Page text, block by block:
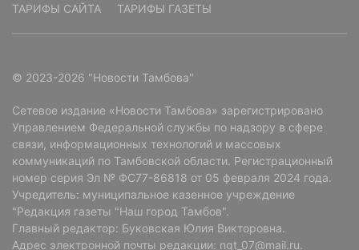
ТАРИФЫ САЙТА
ТАРИФЫ ГАЗЕТЫ
© 2023-2026 "Новости Тамбова"
Сетевое издание «Новости Тамбова» зарегистрировано
Управлением Федеральной службы по надзору в сфере
связи, информационных технологий и массовых
коммуникаций по Тамбовской области. Регистрационный
номер серия Эл № ФС77-86818 от 05 февраля 2024 года.
Учредитель: муниципальное казенное учреждение
"Редакция газеты "Наш город Тамбов".
Главный редактор: Буковская Юлия Викторовна.
Адрес электронной почты редакции: ngt_07@mail.ru.